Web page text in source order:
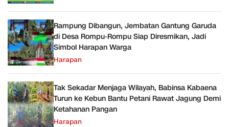
Rampung Dibangun, Jembatan Gantung Garuda
di Desa Rompu-Rompu Siap Diresmikan, Jadi
Simbol Harapan Warga
Harapan
Tak Sekadar Menjaga Wilayah, Babinsa Kabaena
Turun ke Kebun Bantu Petani Rawat Jagung Demi
Ketahanan Pangan
Harapan